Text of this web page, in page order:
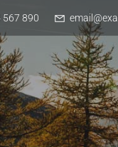
567 890